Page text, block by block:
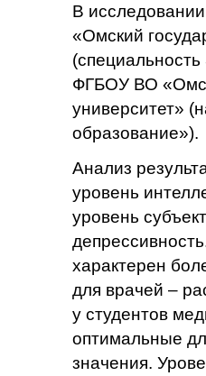
В
«Омский
ФГБОУ ВО
университет»
образование»).
Анализ
уровень
уровень
характерен
для врачей –
у студентов
оптимальные
значения.